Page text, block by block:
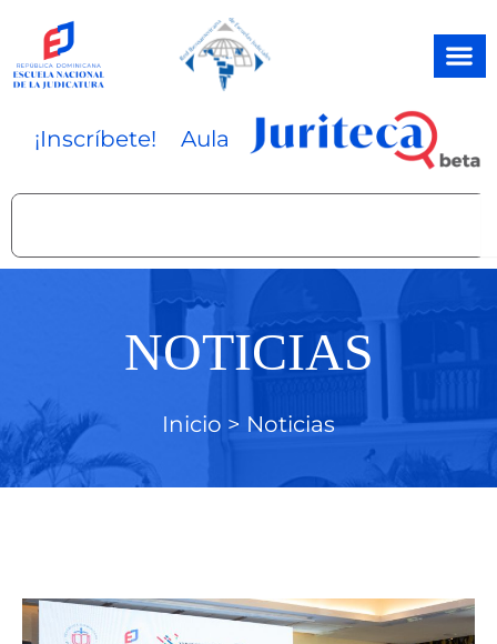
contenido
¡Inscríbete! Aula
Search
NOTICIAS
Inicio > Noticias
PagePagePagePagePage